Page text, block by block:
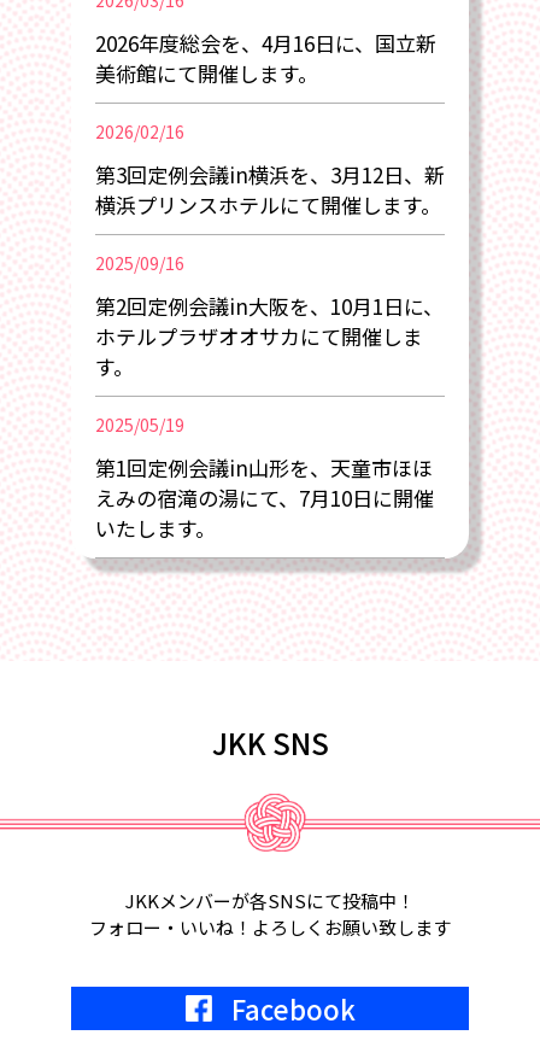
2026年度総会を、4月16日に、国立新
美術館にて開催します。
2026/02/16
第3回定例会議in横浜を、3月12日、新
横浜プリンスホテルにて開催します。
2025/09/16
第2回定例会議in大阪を、10月1日に、
ホテルプラザオオサカにて開催しま
す。
2025/05/19
第1回定例会議in山形を、天童市ほほ
えみの宿滝の湯にて、7月10日に開催
いたします。
2025/02/22
4月17日、2025年総会を全国旅館会館
にて開催します
2月18日、第6回定例会議in福岡が開催
2月5日、2月6日、東京ビッグサイト
にて宿フェス開催。参加します。
2024/05/01
2024年7月9日
JKK SNS
JKKメンバーが各SNSにて投稿中！
フォロー・いいね！よろしくお願い致します
Facebook